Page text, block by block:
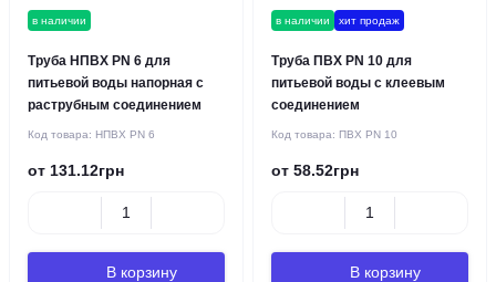
в наличии
Труба НПВХ PN 6 для
питьевой воды напорная с
раструбным соединением
Код товара: НПВХ PN 6
от 131.12грн
В корзину
в наличии хит продаж
Труба ПВХ PN 10 для
питьевой воды с клеевым
соединением
Код товара: ПВХ PN 10
от 58.52грн
В корзину